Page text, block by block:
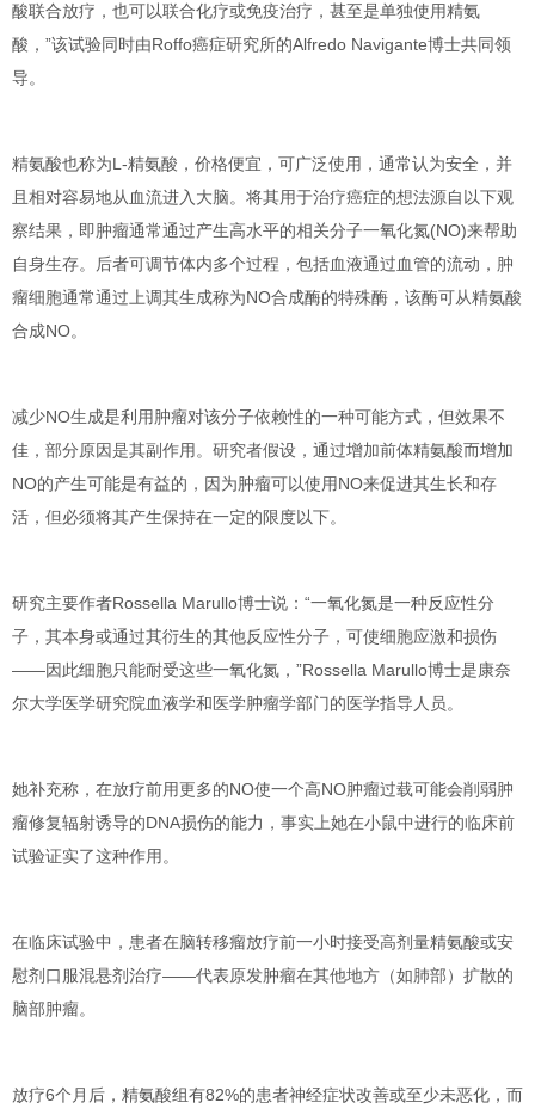
酸联合放疗，也可以联合化疗或免疫治疗，甚至是单独使用精氨
酸，”该试验同时由Roffo癌症研究所的Alfredo Navigante博士共同领
导。
精氨酸也称为L-精氨酸 ， 价格便宜 ，可广泛使用，通常认为安全，并
且相对容易地从血流进入大脑。将其用于治疗癌症的想法源自以下观
察结果，即肿瘤通常通过产生高水平的相关分子一氧化氮(NO)来帮助
自身生存。后者可调节体内多个过程，包括血液通过血管的流动，肿
瘤细胞通常通过上调其生成称为NO合成酶的特殊酶， 该酶可从精氨酸
合成NO。
减少NO生成是利用肿瘤对该分子依赖性的一种可能方式，但效果不
佳 ，部分原因是其副作用。研究者假设，通过增加前体精氨酸而增加
NO的产生可能是有益的，因为肿瘤可以使用NO来促进其生长和存
活，但必须将其产生保持在一定的限度以下。
研究主要作者Rossella Marullo博士说：“一氧化氮是一种反应性分
子，其本身或通过其衍生的其他反应性分子，可使细胞应激和损伤
——因此细胞只能耐受这些一氧化氮，”Rossella Marullo博士是康奈
尔大学医学研究院血液学和医学肿瘤学部门的医学指导人员。
她补充称，在放疗前用更多的NO使一个高NO肿瘤过载可能会削弱肿
瘤修复辐射诱导的DNA损伤的能力，事实上她在小鼠中进行的临床前
试验证实了这种作用。
在临床试验中，患者在脑转移瘤放疗前一小时接受高剂量精氨酸或安
慰剂口服混悬剂治疗——代表原发肿瘤在其他地方（如肺部）扩散的
脑部肿瘤。
放疗6个月后，精氨酸组有82%的患者神经症状改善或至少未恶化，而